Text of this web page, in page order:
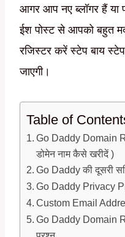
आगर आप नए ब्लॉगर हैं या
ईश पोस्ट से आपको बहुत
रजिस्टर करें स्टेप बाय स्टेप
जाएगी।
Table of
Go Daddy Domain
डोमेन नाम कैसे खरीदें )
Go Daddy की दूसरी
Go Daddy Privacy
Custom Email
Go Daddy Domain